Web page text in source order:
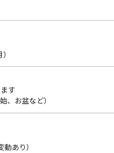
す
、お盆など）
あり）